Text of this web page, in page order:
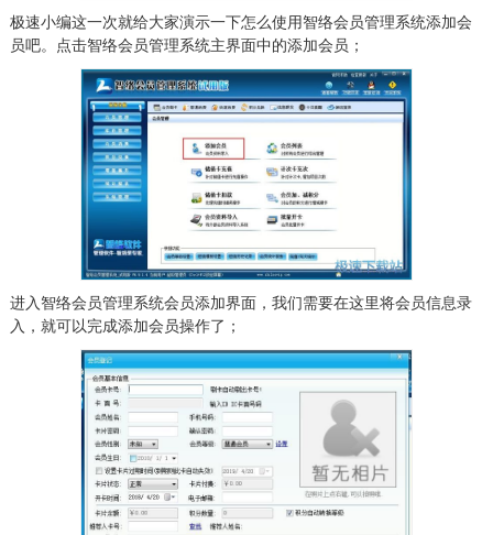
极速小编这一次就给大家演示一下怎么使用智络会员管理系统添加会
员吧。点击智络会员管理系统主界面中的添加会员；
进入智络会员管理系统会员添加界面，我们需要在这里将会员信息录
入，就可以完成添加会员操作了；